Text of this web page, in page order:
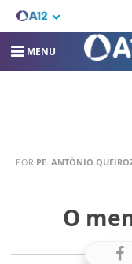
MENU
POR PE. ANTÔNIO
O